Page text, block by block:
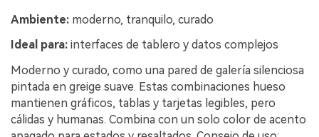
Ambiente: moderno, tranquilo, curado
Ideal para: interfaces de tablero y datos complejos
Moderno y curado, como una pared de galería silenciosa
pintada en greige suave. Estas combinaciones hueso
mantienen gráficos, tablas y tarjetas legibles, pero
cálidas y humanas. Combina con un solo color de acento